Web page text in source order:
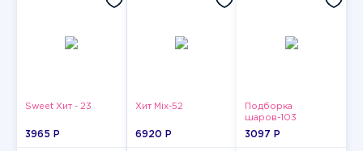
Sweet Хит - 23
3965 P
Хит Mix-52
6920 P
Подборка
шаров-103
3097 P